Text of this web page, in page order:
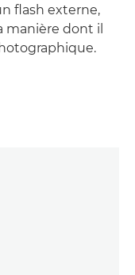
flash externe,
manière dont il